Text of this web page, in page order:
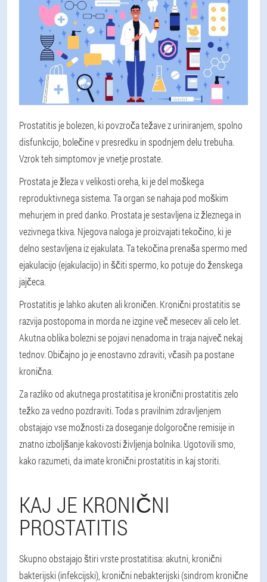
Prostatitis je bolezen, ki povzroča težave z uriniranjem, spolno
disfunkcijo, bolečine v presredku in spodnjem delu trebuha.
Vzrok teh simptomov je vnetje prostate.
Prostata je žleza v velikosti oreha, ki je del moškega
reproduktivnega sistema. Ta organ se nahaja pod moškim
mehurjem in pred danko. Prostata je sestavljena iz žleznega in
vezivnega tkiva. Njegova naloga je proizvajati tekočino, ki je
delno sestavljena iz ejakulata. Ta tekočina prenaša spermo med
ejakulacijo (ejakulacijo) in ščiti spermo, ko potuje do ženskega
jajčeca.
Prostatitis je lahko akuten ali kroničen. Kronični prostatitis se
razvija postopoma in morda ne izgine več mesecev ali celo let.
Akutna oblika bolezni se pojavi nenadoma in traja največ nekaj
tednov. Običajno jo je enostavno zdraviti, včasih pa postane
kronična.
Za razliko od akutnega prostatitisa je kronični prostatitis zelo
težko za vedno pozdraviti. Toda s pravilnim zdravljenjem
obstajajo vse možnosti za doseganje dolgoročne remisije in
znatno izboljšanje kakovosti življenja bolnika. Ugotovili smo,
kako razumeti, da imate kronični prostatitis in kaj storiti.
KAJ JE KRONIČNI
PROSTATITIS
Skupno obstajajo štiri vrste prostatitisa: akutni, kronični
bakterijski (infekcijski), kronični nebakterijski (sindrom kronične